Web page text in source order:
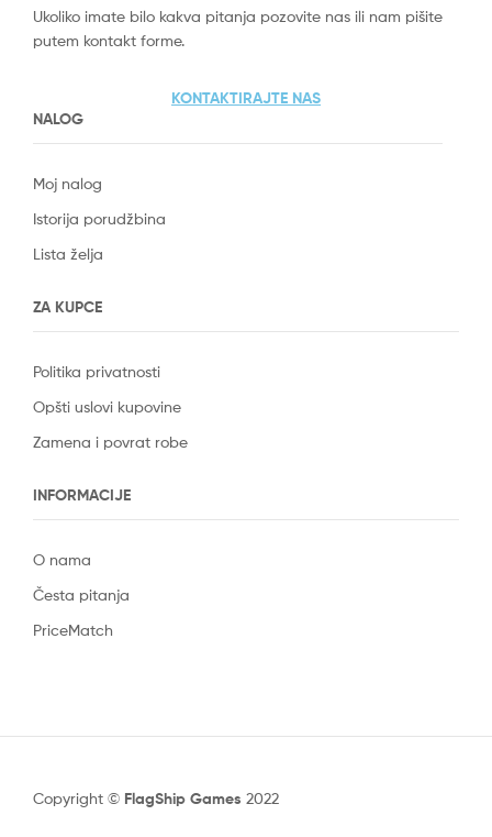
Ukoliko imate bilo kakva pitanja pozovite nas ili nam pišite
putem kontakt forme.
KONTAKTIRAJTE NAS
NALOG
Moj nalog
Istorija porudžbina
Lista želja
ZA KUPCE
Politika privatnosti
Opšti uslovi kupovine
Zamena i povrat robe
INFORMACIJE
O nama
Česta pitanja
PriceMatch
Copyright © FlagShip Games 2022